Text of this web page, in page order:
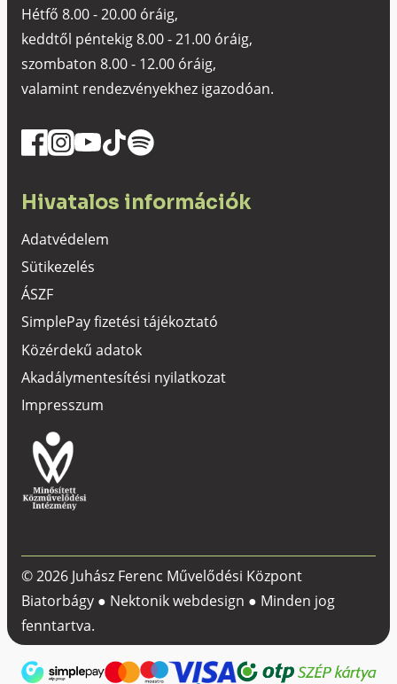
Hétfő 8.00 - 20.00 óráig,
keddtől péntekig 8.00 - 21.00 óráig,
szombaton 8.00 - 12.00 óráig,
valamint rendezvényekhez igazodóan.
Hivatalos információk
Adatvédelem
Sütikezelés
ÁSZF
SimplePay fizetési tájékoztató
Közérdekű adatok
Akadálymentesítési nyilatkozat
Impresszum
© 2026 Juhász Ferenc Művelődési Központ
Biatorbágy ● Nektonik webdesign ● Minden jog
fenntartva.